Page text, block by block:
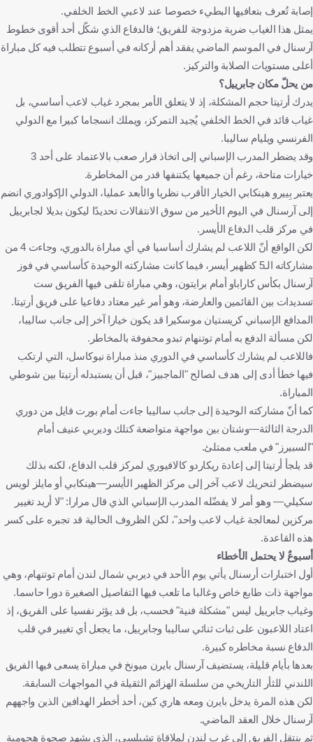
إصابة تُعرف بتعافيها البطيء خصوصا عند لاعبي الخط الخلفي.
يمثل هذا الغياب ضربة مزدوجة للفريق؛ فالدفاع الذي شكّل أحد أقوى خطوط
آرسنال في الموسم الماضي يفقد أهم أركانه في أسبوع تتطلب فيه كل مباراة
أعلى مستويات الصلابة والتركيز.
من يحلّ مكان جابرييل؟
يدرك أرتيتا حجم المشكلة، إذ لا يتعلق الأمر بمجرد غياب لاعب أساسي، بل
غياب قائد في الخط الخلفي يُجيد التمركز، ويملك انسجاما كبيرا مع الدولي
الفرنسي ويليام ساليبا.
وقد يضطر المدرب الإسباني إلى اتخاذ قرار صعب بالاعتماد على أحد 3
خيارات متاحة، رغم أن جميعها يكتنفها قدر من المخاطرة.
يعتبر بِييرو هينكابي الخيار الأقرب نظريا والأبعد عمليا، الدولي الإكوادوري انضم
إلى آرسنال في اليوم الأخير من سوق الانتقالات تحديدًا ليكون بديلا لجابرييل
في مركز قلب الدفاع الأيسر.
لكن الواقع أنّ اللاعب لم يشارك أساسيا في أي مباراة بالدوري، وجاءت 4 من
مشاركاته الـ5 كظهير أيسر، فيما كانت مشاركته الوحيدة كأساسي في فوز
آرسنال بكأس كاراباو أمام برايتون، وهي مباراة تلقى فيها الفريق ست
تسديدات بين القائمين والعارضة، وهو أمر غير معتاد دفاعيا على فريق أرتيتا.
المدافع الإسباني كريستيان موسكيرا قد يكون خيارا آخر إلى جانب ساليبا،
لكن مسألة الدفع به أمام توتنهام تبدو محفوفة بالمخاطر.
فاللاعب لم يشارك كأساسي في الدوري منذ مباراة نيوكاسل، التي ارتكب
فيها خطأ أدى إلى هدف لصالح "الماجبيز"، قبل أن يستبدله أرتيتا بين شوطي
المباراة.
كما أنّ مشاركته الوحيدة إلى جانب ساليبا جاءت أمام بورت فايل من دوري
الدرجة الثالثة—وشتان بين مواجهة متواضعة كتلك وديربي عنيف أمام
"السبيرز" في ملعب ممتلئ.
قد يلجأ أرتيتا إلى إعادة ريكاردو كالافيوري لمركز قلب الدفاع، لكنه بذلك
سيضطر لتحريك لاعب آخر إلى مركز الظهير الأيسر—هينكابي أو مايلز لويس
سكيلي— وهو أمر لا يفضّله المدرب الإسباني الذي قال مرارا: "لا أريد تغيير
مركزين لمعالجة غياب لاعب واحد"، لكن الظروف الحالية قد تجبره على كسر
هذه القاعدة.
أسبوعٌ لا يحتمل الأخطاء
أول اختبارات أرسنال يأتي يوم الأحد في ديربي شمال لندن أمام توتنهام، وهي
مواجهة ذات طابع خاص وغالبا ما تلعب فيها التفاصيل الصغيرة دورا حاسما.
وغياب جابرييل ليس "مشكلة فنية" فحسب، بل قد يؤثر نفسيا على الفريق، إذ
اعتاد اللاعبون على ثبات ثنائي ساليبا وجابرييل، ما يجعل أي تغيير في قلب
الدفاع نسبة مخاطره كبيرة.
بعدها بأيام قليلة، يستضيف آرسنال بايرن ميونخ في مباراة يسعى فيها الفريق
اللندني للثأر التاريخي من سلسلة الهزائم الثقيلة في المواجهات السابقة.
لكن هذه المرة يدخل بايرن ومعه هاري كين، أحد أخطر الهدافين الذين واجههم
آرسنال خلال العقد الماضي.
ثم ينتقل الفريق إلى غرب لندن لملاقاة تشيلسي، الذي يشهد صحوة هجومية